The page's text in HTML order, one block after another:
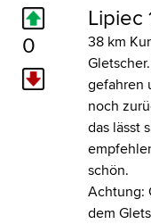
0
Lipiec
38 km
gefahren
noch
das lässt
schön.
Achtung:
dem